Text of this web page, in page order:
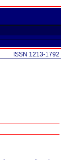
ISSN 1213-1792